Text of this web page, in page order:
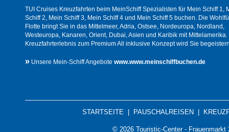
TUI Cruises Kreuzfahrten beim MeinSchiff Spezialisten für Mein Schiff 1,
Schiff 2, Mein Schiff 3, Mein Schiff 4 und Mein Schiff 5 buchen. Die
Flotte bringt Sie in das Mittelmeer, Adria, Ostsee, Nordeuropa, Nordland,
Westeuropa, Kanaren, Orient, Dubai, Asien und Karibik mit Mittelamerika.
Kreuzfahrterlebnis zum Premium All inklusive Konzept wird Sie
» Unsere Mein-Schiff Angebote www.www.meinschiffbuchen.de
STARTSEITE| PAUSCHALREISEN
© 2026 Touristic-Center -